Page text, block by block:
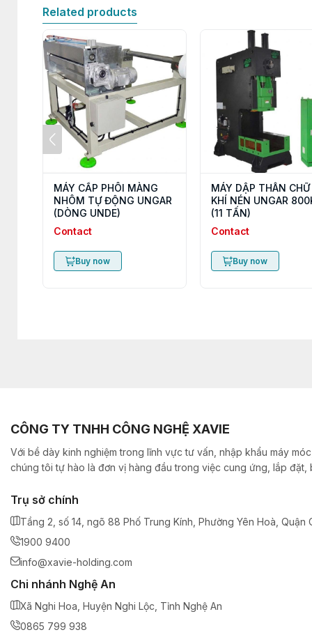
Related products
MÁY CẤP PHÔI MÀNG
NHÔM TỰ ĐỘNG UNGAR
(DÒNG UNDE)
Contact
Buy now
MÁY DẬP THÂN CHỮ
KHÍ NÉN UNGAR
(11 TẤN)
Contact
Buy now
CÔNG TY TNHH CÔNG NGHỆ XAVIE
Với bề dày kinh nghiệm trong lĩnh vực tư vấn, nhập khẩu máy
chúng tôi tự hào là đơn vị hàng đầu trong việc cung ứng, lắp đặt,
Trụ sở chính
Tầng 2, số 14, ngõ 88 Phố Trung Kính, Phường Yên Hoà, Quận
1900 9400
info@xavie-holding.com
Chi nhánh Nghệ An
Xã Nghi Hoa, Huyện Nghi Lộc, Tỉnh Nghệ An
0865 799 938